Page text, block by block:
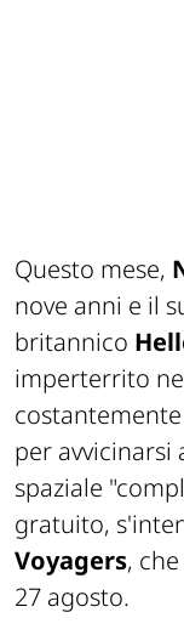
Questo mese,
nove anni e il
britannico
imperterrito
per avvicinarsi
spaziale
gratuito,
Voyagers,
27 agosto.